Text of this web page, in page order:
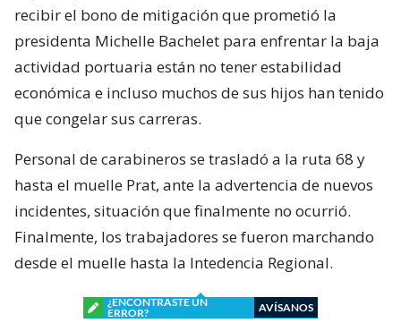
recibir el bono de mitigación que prometió la
presidenta Michelle Bachelet para enfrentar la baja
actividad portuaria están no tener estabilidad
económica e incluso muchos de sus hijos han tenido
que congelar sus carreras.
Personal de carabineros se trasladó a la ruta 68 y
hasta el muelle Prat, ante la advertencia de nuevos
incidentes, situación que finalmente no ocurrió.
Finalmente, los trabajadores se fueron marchando
desde el muelle hasta la Intedencia Regional.
¿ENCONTRASTE UN
ERROR?
AVÍSANOS